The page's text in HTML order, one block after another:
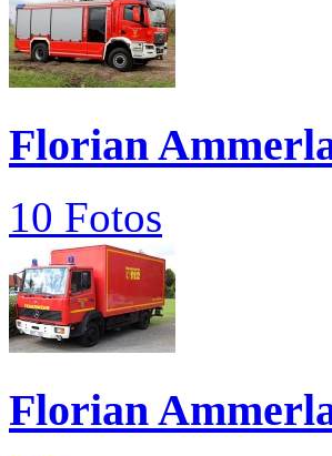
Florian
10 Fotos
Florian